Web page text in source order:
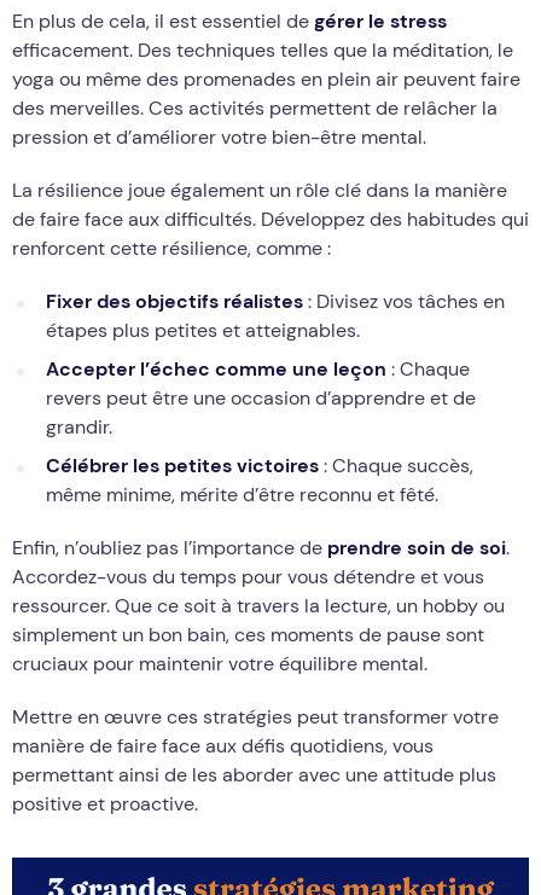
En plus de cela, il est essentiel degérer le stress
efficacement. Des techniques telles que la méditation, le
yoga ou même des promenades en plein air peuvent faire
des merveilles. Ces activités permettent de relâcher la
pression et d’améliorer votre bien-être mental.
La résilience joue également un rôle clé dans la manière
de faire face aux difficultés. Développez des habitudes qui
renforcent cette résilience, comme :
Fixer des objectifs réalistes: Divisez vos tâches en
étapes plus petites et atteignables.
Accepter l’échec comme une leçon : Chaque
revers peut être une occasion d’apprendre et de
grandir.
Célébrer les petites victoires: Chaque succès,
même minime, mérite d’être reconnu et fêté.
Enfin, n’oubliez pas l’importance de prendre soin de soi.
Accordez-vous du temps pour vous détendre et vous
ressourcer. Que ce soit à travers la lecture, un hobby ou
simplement un bon bain, ces moments de pause sont
cruciaux pour maintenir votre équilibre mental.
Mettre en œuvre ces stratégies peut transformer votre
manière de faire face aux défis quotidiens, vous
permettant ainsi de les aborder avec une attitude plus
positive et proactive.